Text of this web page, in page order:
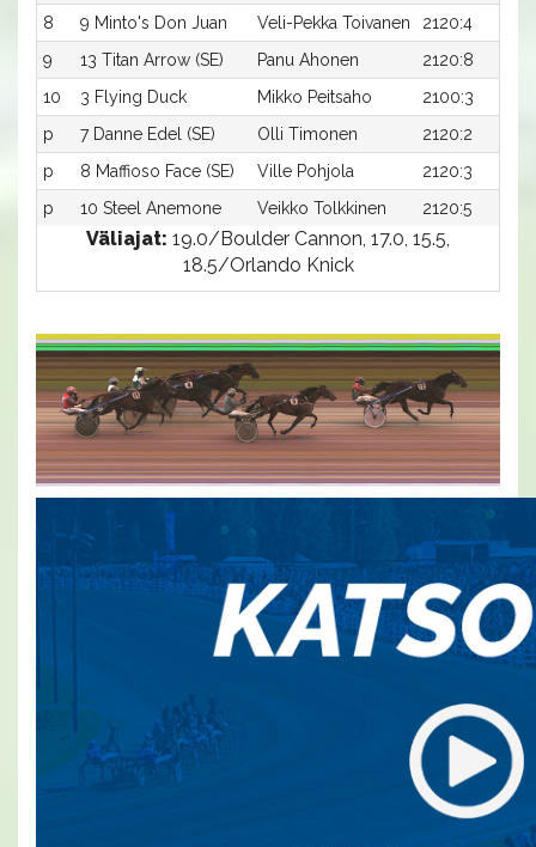
8
9 Minto's Don Juan Veli-Pekka Toivanen 2120:4
9
13 Titan Arrow (SE) Panu Ahonen 2120:8
10
3 Flying Duck Mikko Peitsaho 2100:3
p
7 Danne Edel (SE) Olli Timonen 2120:2
p
8 Maffioso Face (SE) Ville Pohjola 2120:3
p
10 Steel Anemone Veikko Tolkkinen 2120:5
Väliajat: 19.0/Boulder Cannon, 17.0, 15.5,
18.5/Orlando Knick